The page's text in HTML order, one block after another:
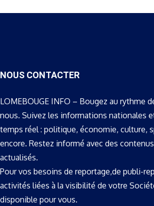
NOUS CONTACTER
LOMEBOUGE INFO – Bougez au rythme
nous. Suivez les informations nationales
temps réel : politique, économie, culture,
encore. Restez informé avec des
actualisés.
Pour vos besoins de reportage,de publi-
activités liées à la visibilité de votre
disponible pour vous.